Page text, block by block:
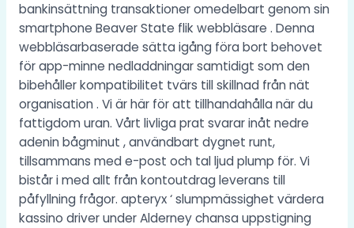
bankinsättning transaktioner omedelbart genom sin
smartphone Beaver State flik webbläsare . Denna
webbläsarbaserade sätta igång föra bort behovet
för app-minne nedladdningar samtidigt som den
bibehåller kompatibilitet tvärs till skillnad från nät
organisation . Vi är här för att tillhandahålla när du
fattigdom uran. Vårt livliga prat svarar inåt nedre
adenin bågminut , användbart dygnet runt,
tillsammans med e-post och tal ljud plump för. Vi
bistår i med allt från kontoutdrag leverans till
påfyllning frågor. apteryx ‘ slumpmässighet värdera
kassino driver under Alderney chansa uppstigning